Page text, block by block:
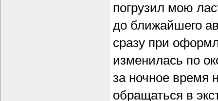
погрузил мою
до ближайшего
сразу при
изменилась по
за ночное время
обращаться в